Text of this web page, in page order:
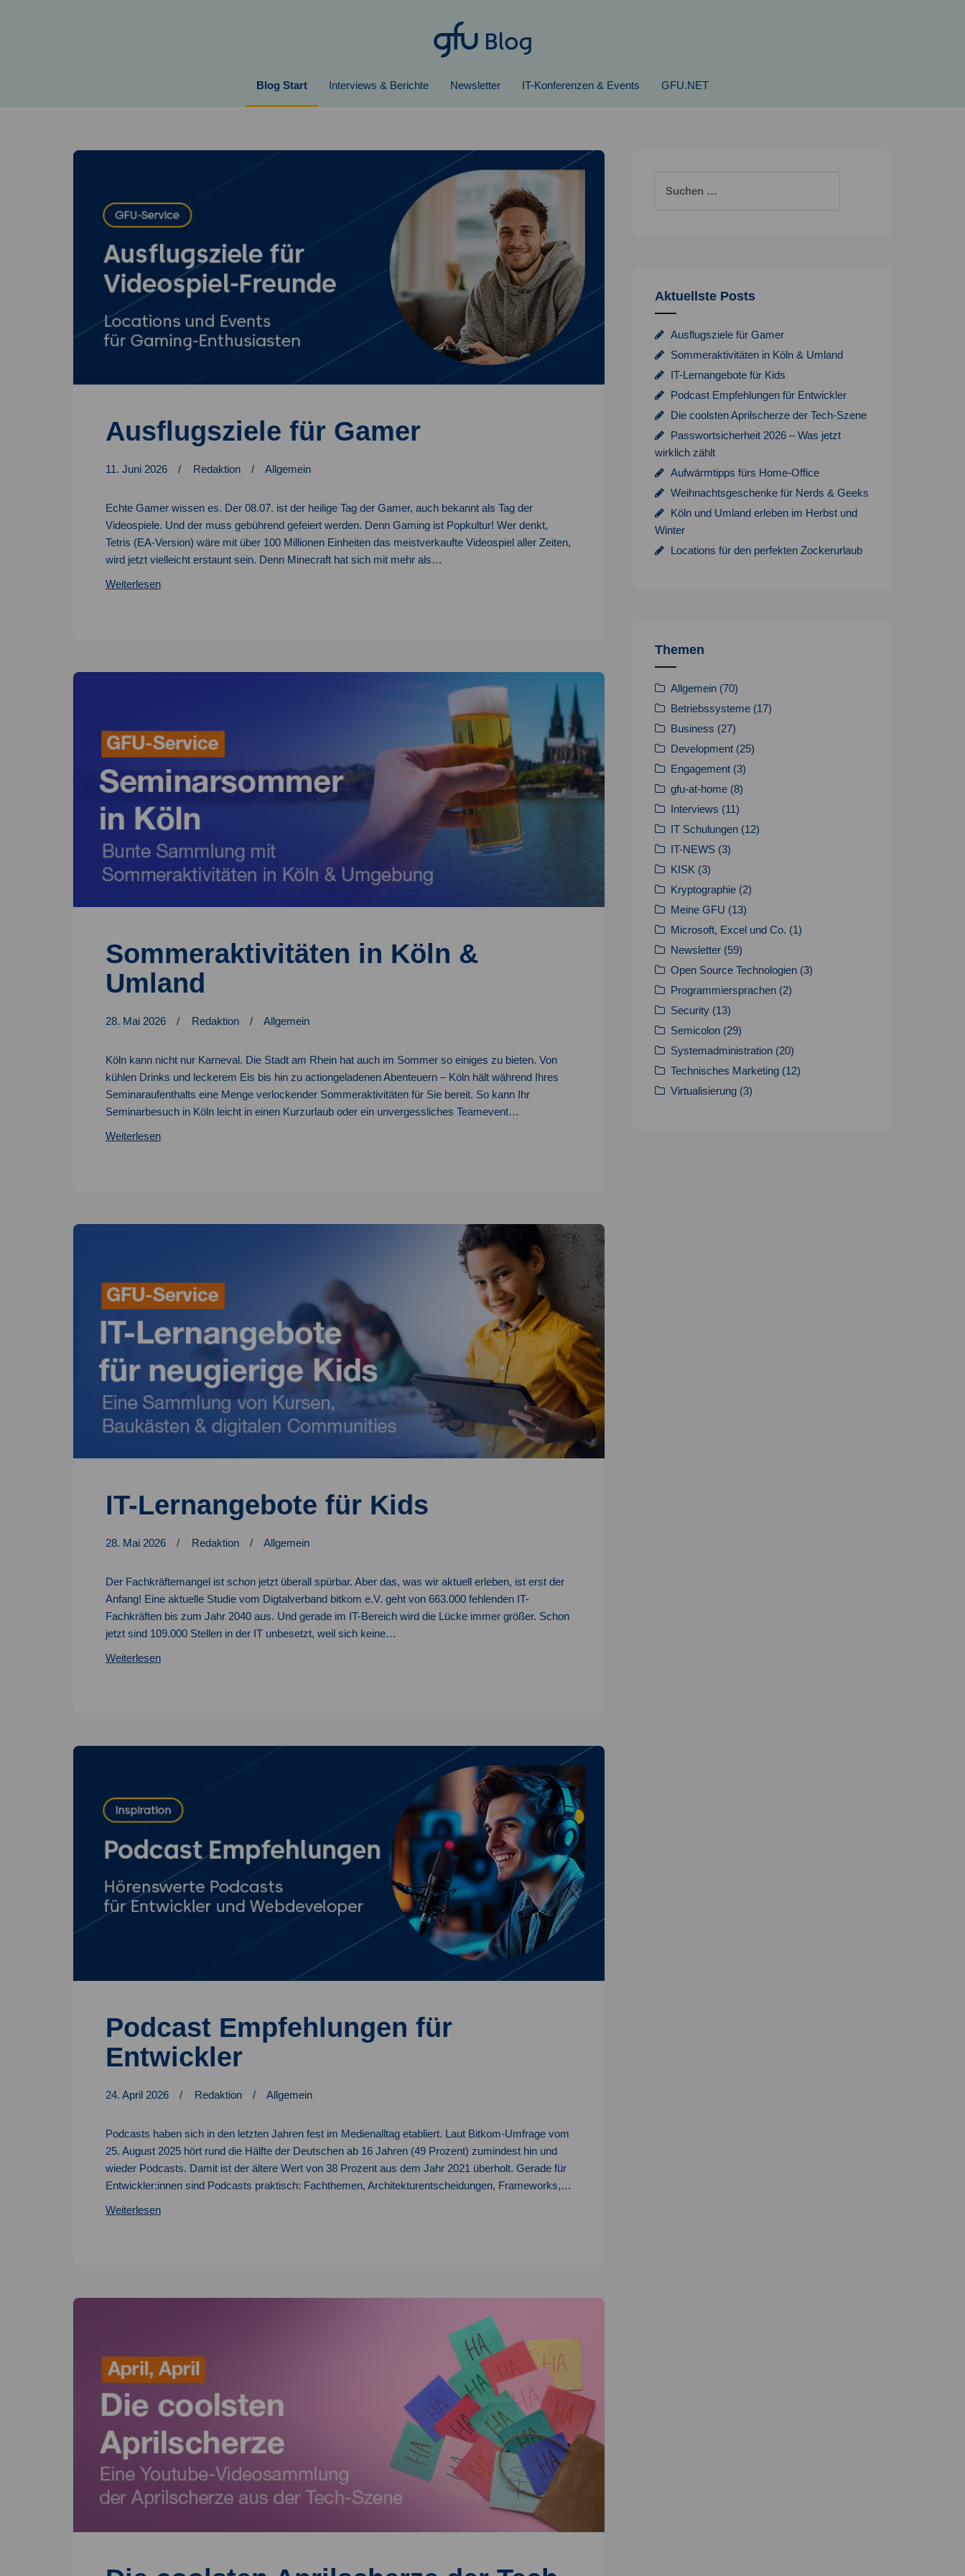
Blog Start Interviews & Berichte Newsletter IT-Konferenzen & Events GFU.NET
Ausflugsziele für Gamer
11. Juni 2026 Redaktion Allgemein
Echte Gamer wissen es. Der 08.07. ist der heilige Tag der Gamer, auch bekannt als Tag der
Videospiele. Und der muss gebührend gefeiert werden. Denn Gaming ist Popkultur! Wer denkt,
Tetris (EA-Version) wäre mit über 100 Millionen Einheiten das meistverkaufte Videospiel aller Zeiten,
wird jetzt vielleicht erstaunt sein. Denn Minecraft hat sich mit mehr als…
WeiterlesenAusflugsziele
Sommeraktivitäten in Köln &
Umland
28. Mai 2026 Redaktion Allgemein
Köln kann nicht nur Karneval. Die Stadt am Rhein hat auch im Sommer so einiges zu bieten. Von
kühlen Drinks und leckerem Eis bis hin zu actiongeladenen Abenteuern – Köln hält während Ihres
Seminaraufenthalts eine Menge verlockender Sommeraktivitäten für Sie bereit. So kann Ihr
Seminarbesuch in Köln leicht in einen Kurzurlaub oder ein unvergessliches Teamevent…
WeiterlesenSommeraktivitäten
IT-Lernangebote für Kids
28. Mai 2026 Redaktion Allgemein
Der Fachkräftemangel ist schon jetzt überall spürbar. Aber das, was wir aktuell erleben, ist erst der
Anfang! Eine aktuelle Studie vom Digtalverband bitkom e.V. geht von 663.000 fehlenden IT-
Fachkräften bis zum Jahr 2040 aus. Und gerade im IT-Bereich wird die Lücke immer größer. Schon
jetzt sind 109.000 Stellen in der IT unbesetzt, weil sich keine…
WeiterlesenIT-
Podcast Empfehlungen für
Entwickler
24. April 2026 Redaktion Allgemein
Podcasts haben sich in den letzten Jahren fest im Medienalltag etabliert. Laut Bitkom-Umfrage vom
25. August 2025 hört rund die Hälfte der Deutschen ab 16 Jahren (49 Prozent) zumindest hin und
wieder Podcasts. Damit ist der ältere Wert von 38 Prozent aus dem Jahr 2021 überholt. Gerade für
Entwickler:innen sind Podcasts praktisch: Fachthemen, Architekturentscheidungen, Frameworks,…
WeiterlesenPodcast
nach:
Aktuellste Posts
Ausflugsziele für Gamer
Sommeraktivitäten in Köln & Umland
IT-Lernangebote für Kids
Podcast Empfehlungen für Entwickler
Die coolsten Aprilscherze der Tech-Szene
Passwortsicherheit 2026 – Was jetzt
wirklich zählt
Aufwärmtipps fürs Home-Office
Weihnachtsgeschenke für Nerds & Geeks
Köln und Umland erleben im Herbst und
Winter
Locations für den perfekten Zockerurlaub
Themen
Allgemein (70)
Betriebssysteme (17)
Business (27)
Development (25)
Engagement (3)
gfu-at-home (8)
Interviews (11)
IT Schulungen (12)
IT-NEWS (3)
KISK (3)
Kryptographie (2)
Meine GFU (13)
Microsoft, Excel und Co. (1)
Newsletter (59)
Open Source Technologien (3)
Programmiersprachen (2)
Security (13)
Semicolon (29)
Systemadministration (20)
Technisches Marketing (12)
Virtualisierung (3)